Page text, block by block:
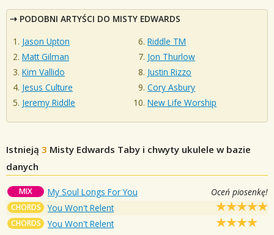
PODOBNI ARTYŚCI DO MISTY EDWARDS
Jason Upton
Matt Gilman
Kim Vallido
Jesus Culture
Jeremy Riddle
Riddle TM
Jon Thurlow
Justin Rizzo
Cory Asbury
New Life Worship
Istnieją 3 Misty Edwards Taby i chwyty ukulele w bazie
danych
MIX My Soul Longs For You Oceń piosenkę!
CHORDS You Won't Relent
CHORDS You Won't Relent